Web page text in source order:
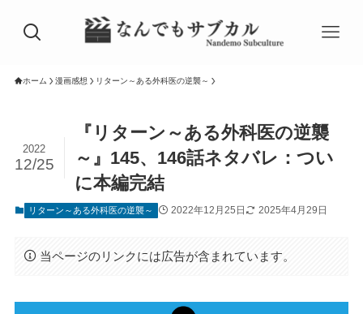
ホーム 漫画感想 リターン～ある外科医の逆襲～
『リターン～ある外科医の逆襲
～』145、146話ネタバレ：つい
に本編完結
2022
12/25
リターン～ある外科医の逆襲～ 2022年12月25日 2025年4月29日
当ページのリンクには広告が含まれています。